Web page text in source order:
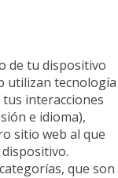
de tu dispositivo
utilizan tecnología
interacciones
e idioma),
sitio web al que
que son